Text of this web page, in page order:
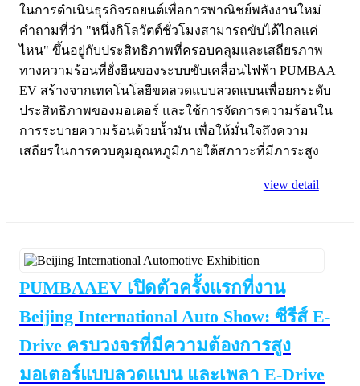
ในการดำเนินธุรกิจรถยนต์เพื่อการพาณิชย์พลังงานใหม่
คำถามที่ว่า "หนึ่งกิโลวัตต์ชั่วโมงสามารถขับได้ไกลแค่
ไหน" ขึ้นอยู่กับประสิทธิภาพที่ครอบคลุมและเสถียรภาพ
ทางความร้อนที่ยั่งยืนของระบบขับเคลื่อนไฟฟ้า PUMBAA
EV สร้างจากเทคโนโลยีขดลวดแบบลวดแบนเพื่อยกระดับ
ประสิทธิภาพของมอเตอร์ และใช้การจัดการความร้อนใน
การระบายความร้อนด้วยน้ำมัน เพื่อให้มั่นใจถึงความ
เสถียรในการควบคุมอุณหภูมิภายใต้สภาวะที่มีภาระสูง
view detail
PUMBAAEV เปิดตัวครั้งแรกที่งาน
Beijing International Auto Show: ซีรีส์ E-
Drive ครบวงจรที่มีความต้องการสูง
มอเตอร์แบบลวดแบน และเพลา E-Drive